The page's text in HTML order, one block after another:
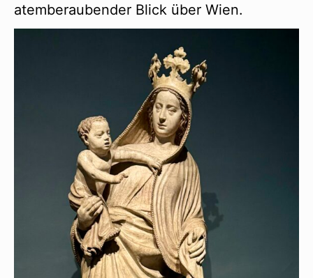
atemberaubender Blick über Wien.